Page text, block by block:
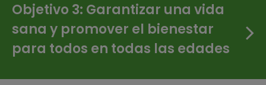
Objetivo 3: Garantizar una vida
sana y promover el bienestar
para todos en todas las edades